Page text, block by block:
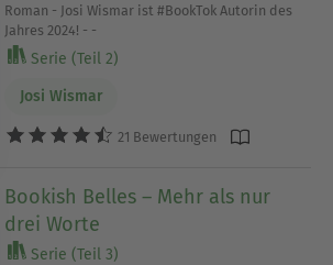
Roman - Josi Wismar ist #BookTok Autorin des
Jahres 2024! - -
Serie (Teil 2)
Josi Wismar
21 Bewertungen
Bookish Belles – Mehr als nur
drei Worte
Serie (Teil 3)